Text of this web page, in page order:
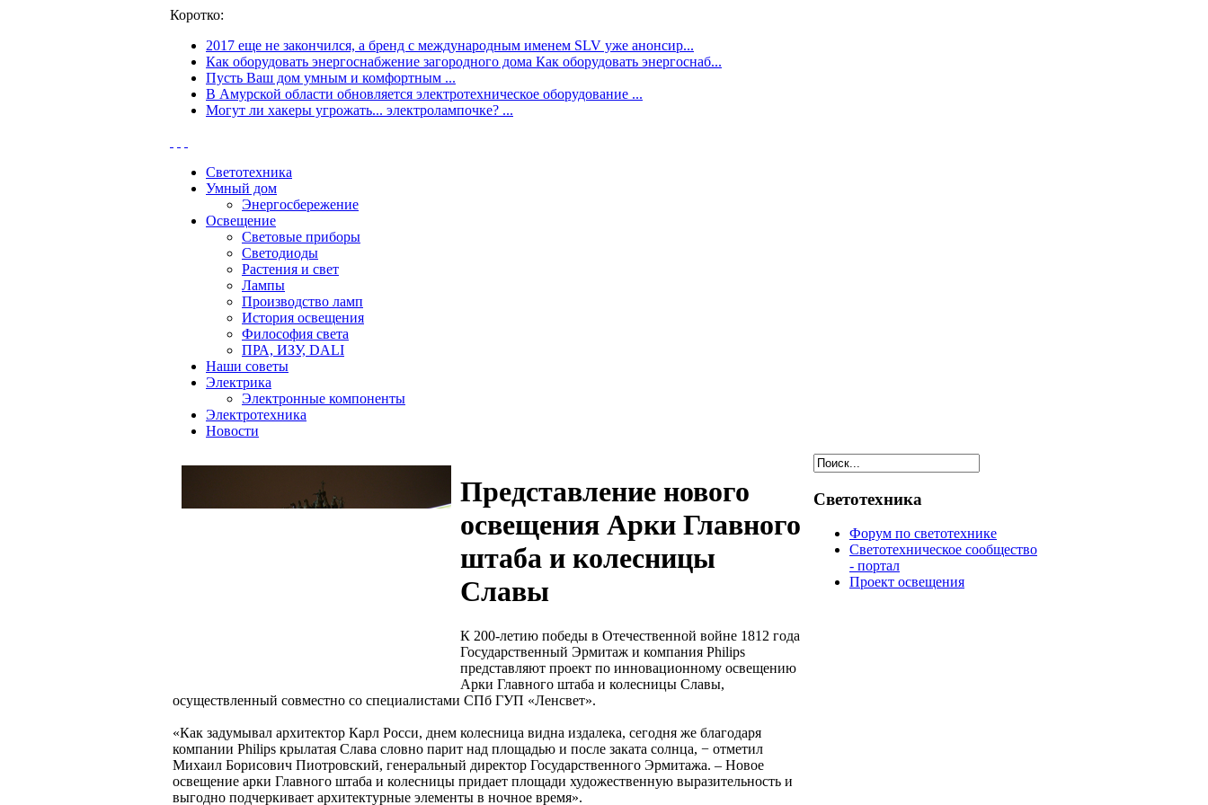
Коротко:
2017 еще не закончился, а бренд с международным именем SLV уже анонсир...
Как оборудовать энергоснабжение загородного дома Как оборудовать энергоснаб...
Пусть Ваш дом умным и комфортным ...
В Амурской области обновляется электротехническое оборудование ...
Могут ли хакеры угрожать... электролампочке? ...
Светотехника
Умный дом
Энергосбережение
Освещение
Световые приборы
Светодиоды
Растения и свет
Лампы
Производство ламп
История освещения
Философия света
ПРА, ИЗУ, DALI
Наши советы
Электрика
Электронные компоненты
Электротехника
Новости
Представление нового
освещения Арки Главного
штаба и колесницы
Славы
К 200-летию победы в Отечественной войне 1812 года
Государственный Эрмитаж и компания Philips
представляют проект по инновационному освещению
Арки Главного штаба и колесницы Славы,
осуществленный совместно со специалистами СПб ГУП «Ленсвет».
«Как задумывал архитектор Карл Росси, днем колесница видна издалека, сегодня же благодаря
компании Philips крылатая Слава словно парит над площадью и после заката солнца, − отметил
Михаил Борисович Пиотровский, генеральный директор Государственного Эрмитажа. – Новое
освещение арки Главного штаба и колесницы придает площади художественную выразительность и
выгодно подчеркивает архитектурные элементы в ночное время».
Светотехника
Форум по светотехнике
Светотехническое сообщество
- портал
Проект освещения